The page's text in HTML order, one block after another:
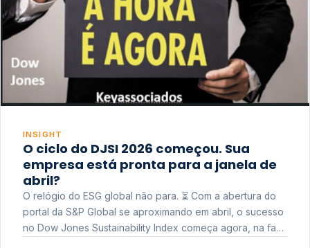
INSIGHT
O ciclo do DJSI 2026 começou. Sua
empresa está pronta para a janela de
abril?
O relógio do ESG global não para. ⏳ Com a abertura do
portal da S&P Global se aproximando em abril, o sucesso
no Dow Jones Sustainability Index começa agora, na fase